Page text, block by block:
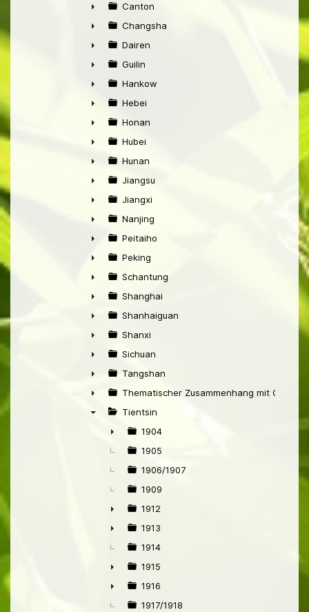
►
►
Canton
►
Changsha
►
Dairen
►
Guilin
►
Hankow
►
Hebei
►
Honan
►
Hubei
►
Hunan
►
Jiangsu
►
Jiangxi
►
Nanjing
►
Peitaiho
►
Peking
►
Schantung
►
Shanghai
►
Shanhaiguan
►
Shanxi
►
Sichuan
►
Tangshan
►
Thematischer Zusammenhang mit China
Tientsin
►
1904
1905
1906/1907
1909
►
1912
►
1913
1914
►
1915
►
1916
1917/1918